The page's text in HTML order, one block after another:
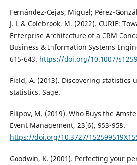
Fernández-Cejas, Miguel; Pérez-
J. L & Colebrook, M. (2022). CURIE:
Enterprise Architecture of a CRM
Business & Information Systems
615-643. https://doi.org/10.1007/
Field, A. (2013). Discovering statistics
statistics. Sage.
Filipov, M. (2019). Who Buys the
Event Management, 23(6), 953-958.
https://doi.org/10.3727/
Goodwin, K. (2001). Perfecting your